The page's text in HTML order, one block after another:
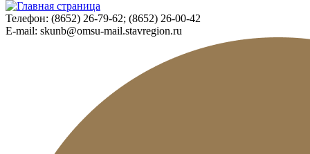
Телефон: (8652) 26-79-62; (8652) 26-00-42
E-mail: skunb@omsu-mail.stavregion.ru